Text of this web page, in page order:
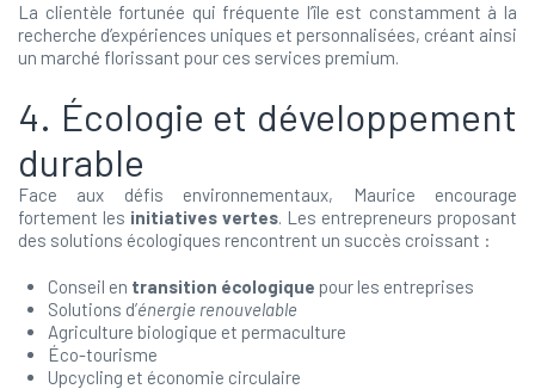
La clientèle fortunée qui fréquente l’île est constamment à la
recherche d’expériences uniques et personnalisées, créant ainsi
un marché florissant pour ces services premium.
4. Écologie et développement
durable
Face aux défis environnementaux, Maurice encourage
fortement les initiatives vertes. Les entrepreneurs proposant
des solutions écologiques rencontrent un succès croissant :
Conseil en transition écologique pour les entreprises
Solutions d’énergie renouvelable
Agriculture biologique et permaculture
Éco-tourisme
Upcycling et économie circulaire